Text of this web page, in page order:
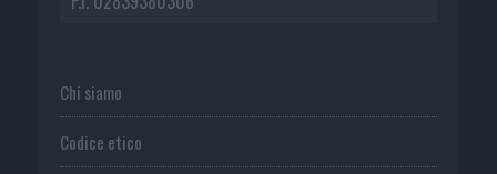
Chi siamo
Codice etico